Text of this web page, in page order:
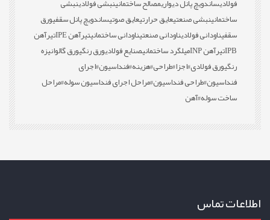
فولادیساندویچ پانل دیواریمصالح ساختمانینبشی فولادینبشی
ساختمانینبشی صنعتیعایق حرارتیعایق صوتیساندویچ پانل سقفیورق
سقفیناودانی فولادیناودانی صنعتیناودانی ساختمانیتیرآهن IPE
تیرآهن
IPBتیرآهن INP میلگرد ساختمانیصنایع فولادیورق رنگیورق گالوانیزه
رنگیورق فولادی#اجزا#طراحی#هزینه#فنداسیون#اجرای
فنداسیون#طراحی فنداسیون#مراحل اجرای فنداسیون سوله#مراحل
ساخت سوله#آهن
اطلاعات تماس